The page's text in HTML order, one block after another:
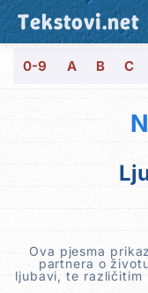
Tekstovi.net
0-9 A B C
Ova pjesma
partnera o
ljubavi, te različitim